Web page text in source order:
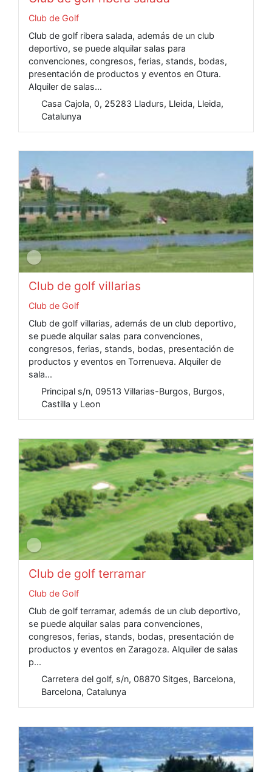
Club de Golf
Club de golf ribera salada, además de un club
deportivo, se puede alquilar salas para
convenciones, congresos, ferias, stands, bodas,
presentación de productos y eventos en Otura.
Alquiler de salas...
Casa Cajola, 0, 25283 Lladurs, Lleida, Lleida,
Catalunya
Club de golf villarias
Club de Golf
Club de golf villarias, además de un club deportivo,
se puede alquilar salas para convenciones,
congresos, ferias, stands, bodas, presentación de
productos y eventos en Torrenueva. Alquiler de
sala...
Principal s/n, 09513 Villarias-Burgos, Burgos,
Castilla y Leon
Club de golf terramar
Club de Golf
Club de golf terramar, además de un club deportivo,
se puede alquilar salas para convenciones,
congresos, ferias, stands, bodas, presentación de
productos y eventos en Zaragoza. Alquiler de salas
p...
Carretera del golf, s/n, 08870 Sitges, Barcelona,
Barcelona, Catalunya